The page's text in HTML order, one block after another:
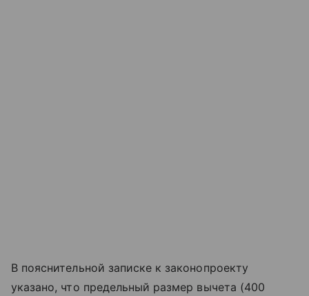
В пояснительной записке к законопроекту
указано, что предельный размер вычета (400